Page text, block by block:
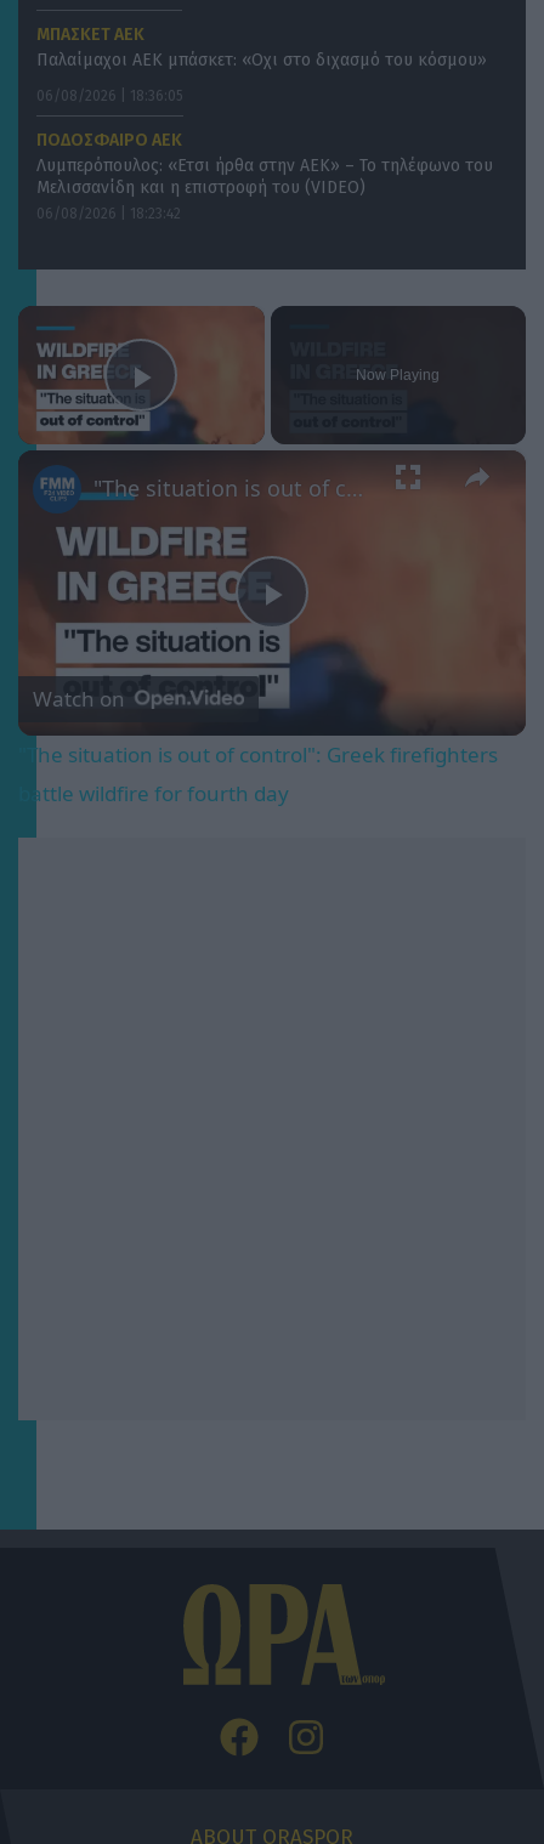
ΜΠΑΣΚΕΤ ΑΕΚ
Παλαίμαχοι ΑΕΚ μπάσκετ: «Οχι στο διχασμό του κόσμου»
06/08/2026 | 18:36:05
ΠΟΔΟΣΦΑΙΡΟ ΑΕΚ
Λυμπερόπουλος: «Ετσι ήρθα στην ΑΕΚ» – Το τηλέφωνο του
Μελισσανίδη και η επιστροφή του (VIDEO)
06/08/2026 | 18:23:42
×
Play Video
Now Playing
×
Play
Video
"The situation is out of control": Greek firefighters battle wildfire for fourth day
Watch on
"The situation is out of control": Greek firefighters
battle wildfire for fourth day
ABOUT ORASPOR